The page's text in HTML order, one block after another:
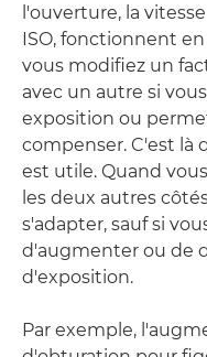
l'ouverture, la
ISO, fonctionnent
vous modifiez un
avec un autre si
exposition ou
compenser. C'est là
est utile. Quand
les deux autres
s'adapter, sauf si
d'augmenter ou de
d'exposition.
Par exemple,